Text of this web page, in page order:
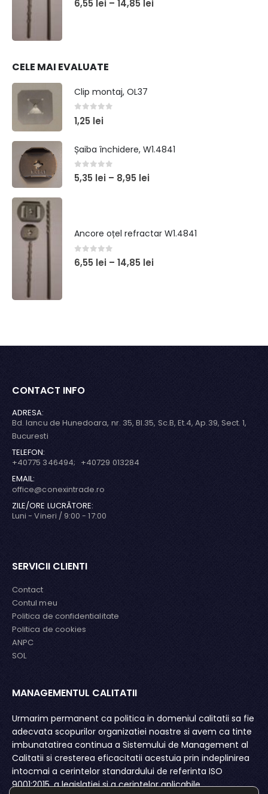
6,55 lei – 14,85 lei
CELE MAI EVALUATE
Clip montaj, OL37
0 out of 5
1,25 lei
Șaiba închidere, W1.4841
0 out of 5
5,35 lei – 8,95 lei
Ancore oțel refractar W1.4841
0 out of 5
6,55 lei – 14,85 lei
CONTACT INFO
ADRESA:
Bd. Iancu de Hunedoara, nr. 35, Bl.35, Sc.B, Et.4, Ap.39, Sect. 1,
Bucuresti
TELEFON:
+40775 346494; +40729 013284
EMAIL:
office@conexintrade.ro
ZILE/ORE LUCRĂTORE:
Luni - Vineri / 9:00 - 17:00
SERVICII CLIENTI
Contact
Contul meu
Politica de confidentialitate
Politica de cookies
ANPC
SOL
MANAGEMENTUL CALITATII
Urmarim permanent ca politica in domeniul calitatii sa fie
adecvata scopurilor organizatiei noastre si avem ca tinte
imbunatatirea continua a Sistemului de Management al
Calitatii si cresterea eficacitatii acestuia prin indeplinirea
intocmai a cerintelor standardului de referinta ISO
9001:2015, a legislatiei si a cerintelor aplicabile.